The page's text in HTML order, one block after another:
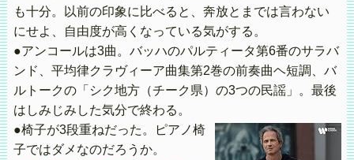
も十分。以前の印象に比べると、奔放とまでは言わない
にせよ、自由度が高くなっている気がする。
●アンコールは3曲。バッハのパルティータ第6番のサラバ
ンド、平均律クラヴィーア曲集第2巻の前奏曲ヘ短調、バ
ルトークの「シク地方（チーク県）の3つの民謡」。最後
はしみじみした気分で終わる。
●椅子が3段重ねだった。ピアノ椅
子ではダメなのだろうか。